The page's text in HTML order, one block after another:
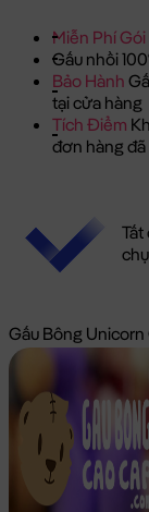
Miễn Phí Gói
Gấu nhồi
Bảo Hành
tại cửa hàng
Tích Điểm
đơn hàng đã
Gấu Bông Unicorn